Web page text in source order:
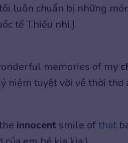
luôn chuẩn bị những
tế Thiếu nhi.)
memories of my
niệm tuyệt vời về thời thơ
innocent smile ofthat